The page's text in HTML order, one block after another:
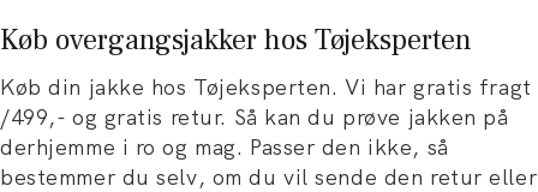
Køb overgangsjakker hos Tøjeksperten
Køb din jakke hos Tøjeksperten. Vi har gratis fragt
/499,- og gratis retur. Så kan du prøve jakken på
derhjemme i ro og mag. Passer den ikke, så
bestemmer du selv, om du vil sende den retur eller